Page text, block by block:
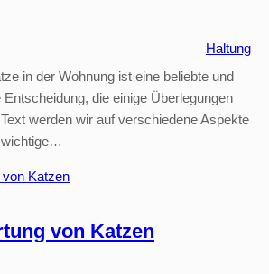
Haltung
in der Wohnung ist eine beliebte und
die einige Überlegungen
werden wir auf verschiedene Aspekte
wichtige…
von Katzen